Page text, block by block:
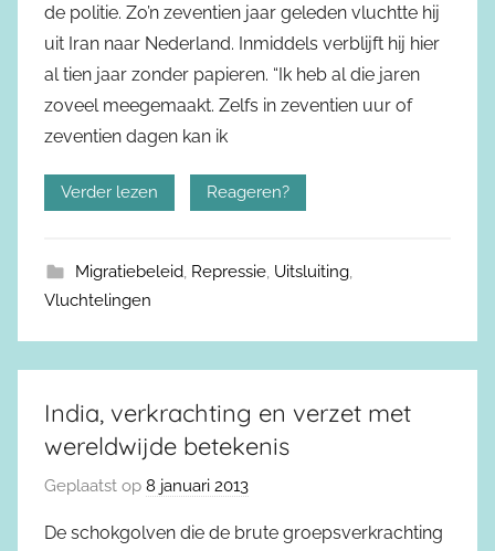
de politie. Zo’n zeventien jaar geleden vluchtte hij
uit Iran naar Nederland. Inmiddels verblijft hij hier
al tien jaar zonder papieren. “Ik heb al die jaren
zoveel meegemaakt. Zelfs in zeventien uur of
zeventien dagen kan ik
Verder lezen Reageren?
Migratiebeleid, Repressie, Uitsluiting,
Vluchtelingen
India, verkrachting en verzet met
wereldwijde betekenis
Geplaatst op 8 januari 2013
De schokgolven die de brute groepsverkrachting